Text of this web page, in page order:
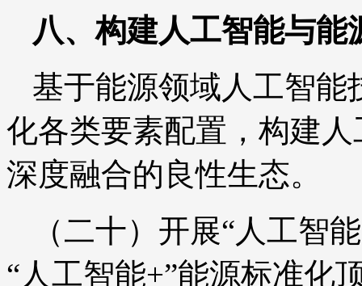
八、构建人工智能与能
基于能源领域人工智能
化各类要素配置，构建
深度融合的良性生态。
（二十）开展“人工智
“人工智能+”能源标准化